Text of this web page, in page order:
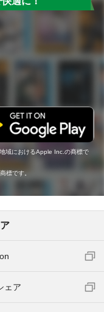
域におけるApple Inc.の商標で
標です。
ェア